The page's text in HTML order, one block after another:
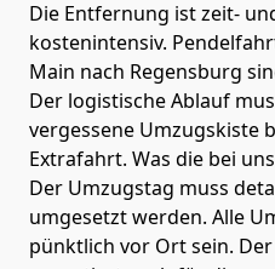
Die Entfernung ist zeit-
kostenintensiv.
Main nach Regensburg
Der logistische Ablauf
vergessene Umzugskiste
Extrafahrt. Was die bei
Der Umzugstag muss
umgesetzt werden. Alle
pünktlich vor Ort sein. Der